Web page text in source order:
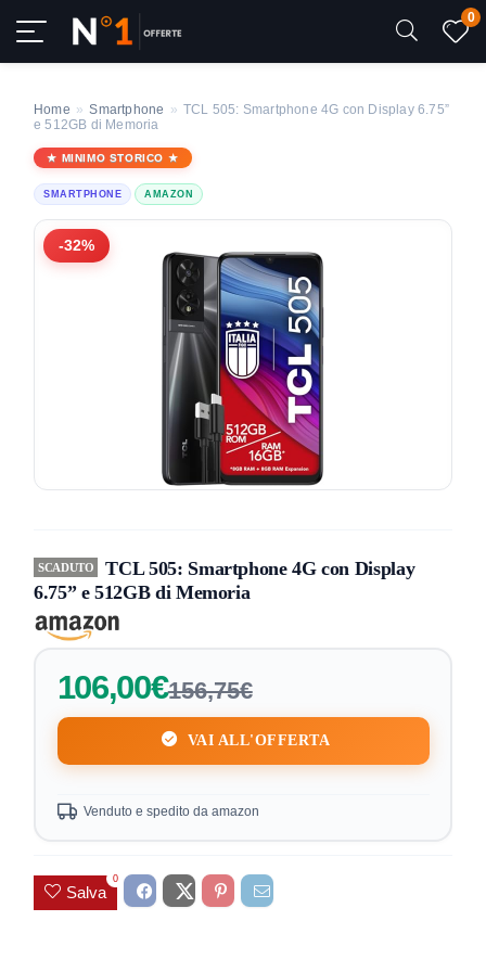
0
Home » Smartphone » TCL 505: Smartphone 4G con Display 6.75”
e 512GB di Memoria
MINIMO STORICO
SMARTPHONE AMAZON
-32%
SCADUTO
TCL 505: Smartphone 4G con Display
6.75” e 512GB di Memoria
106,00€156,75€
VAI ALL'OFFERTA
Venduto e spedito da amazon
Salva
0